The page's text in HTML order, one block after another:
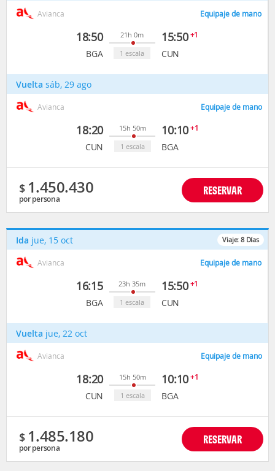
Avianca Equipaje de mano
18:50
BGA
21h 0m
1 escala
15:50+1
CUN
Vuelta sáb, 29 ago
Avianca Equipaje de mano
18:20
CUN
15h 50m
1 escala
10:10+1
BGA
$ 1.450.430
por persona
RESERVAR
Viaje: 8 Días
Ida jue, 15 oct
Avianca Equipaje de mano
16:15
BGA
23h 35m
1 escala
15:50+1
CUN
Vuelta jue, 22 oct
Avianca Equipaje de mano
18:20
CUN
15h 50m
1 escala
10:10+1
BGA
$ 1.485.180
por persona
RESERVAR